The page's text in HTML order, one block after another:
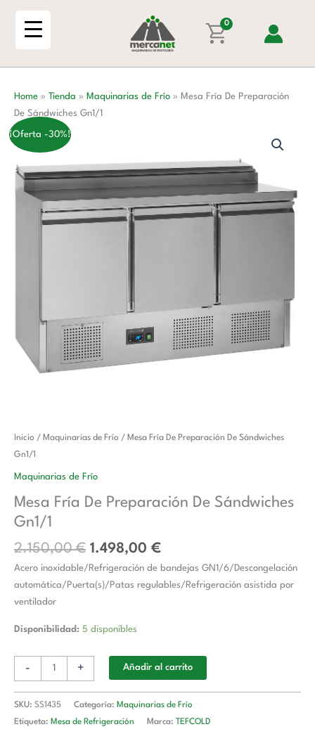
0
Home » Tienda » Maquinarias de Frío » Mesa Fría De Preparación
De Sándwiches Gn1/1
¡Oferta -30%!
Inicio / Maquinarias de Frío / Mesa Fría De Preparación De Sándwiches
Gn1/1
Maquinarias de Frío
Mesa Fría De Preparación De Sándwiches
Gn1/1
2.150,00€
El
original
2.150,00 €.
1.498,00 €
El
1.498,00 €.
Acero inoxidable/Refrigeración de bandejas GN1/6/Descongelación
automática/Puerta(s)/Patas regulables/Refrigeración asistida por
ventilador
Disponibilidad: 5 disponibles
-
Mesa
Fría
De
De
Sándwiches
cantidad
+ Añadir al carrito
SKU: SS1435 Categoría: Maquinarias de Frío
Etiqueta: Mesa de Refrigeración Marca: TEFCOLD
Sándwiches
Gn1/1